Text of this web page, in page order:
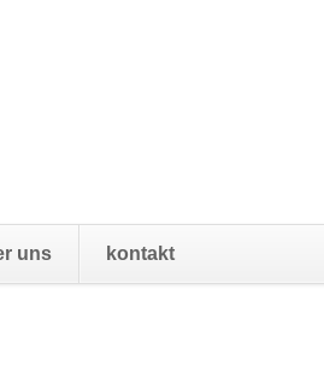
uns kontakt